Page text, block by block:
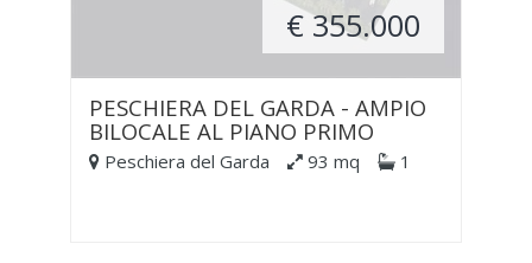
€ 355.000
PESCHIERA DEL GARDA - AMPIO
BILOCALE AL PIANO PRIMO
Peschiera del Garda 93 mq 1